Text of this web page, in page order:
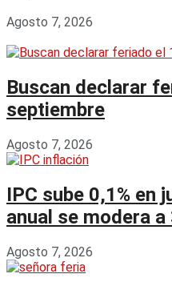
Agosto 7, 2026
Buscan declarar
septiembre
Agosto 7, 2026
IPC sube 0,1% en
anual se modera a
Agosto 7, 2026